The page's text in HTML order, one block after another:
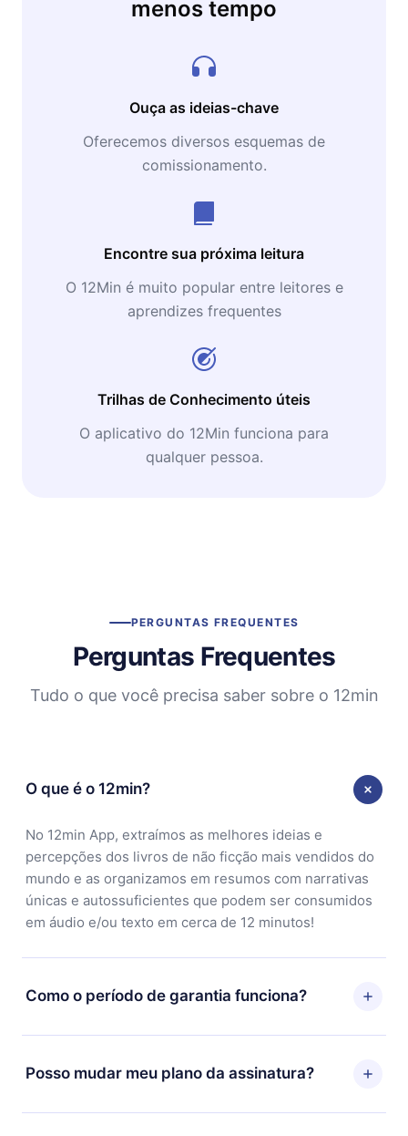
menos tempo
Ouça as ideias-chave
Oferecemos diversos esquemas de
comissionamento.
Encontre sua próxima leitura
O 12Min é muito popular entre leitores e
aprendizes frequentes
Trilhas de Conhecimento úteis
O aplicativo do 12Min funciona para
qualquer pessoa.
PERGUNTAS FREQUENTES
Perguntas Frequentes
Tudo o que você precisa saber sobre o 12min
O que é o 12min?
No 12min App, extraímos as melhores ideias e
percepções dos livros de não ficção mais vendidos do
mundo e as organizamos em resumos com narrativas
únicas e autossuficientes que podem ser consumidos
em áudio e/ou texto em cerca de 12 minutos!
Como o período de garantia funciona?
Você pode baixar nosso aplicativo e começar a
aproveitar nossa biblioteca. Se por algum motivo não
ficar satisfeito com nossa plataforma, basta entrar em
Posso mudar meu plano da assinatura?
Sim, mas a mudança só se aplicará a partir do próximo